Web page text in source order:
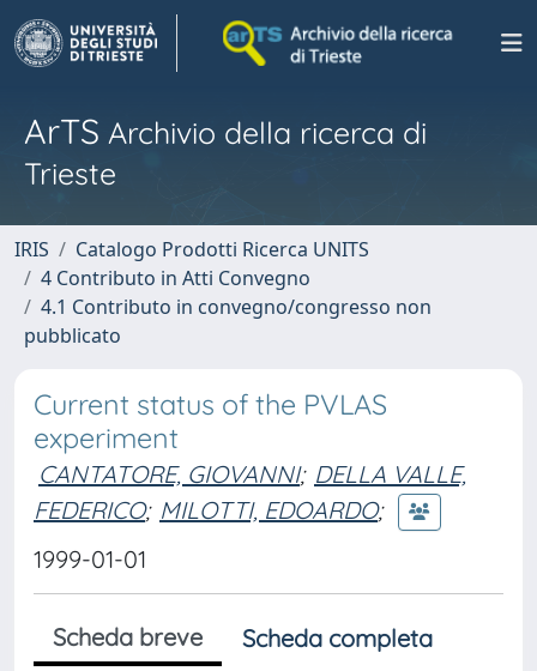
ArTS Archivio della ricerca di
Trieste
IRIS
Catalogo Prodotti Ricerca UNITS
4 Contributo in Atti Convegno
4.1 Contributo in convegno/congresso non
pubblicato
Current status of the PVLAS
experiment
CANTATORE, GIOVANNI; DELLA VALLE,
FEDERICO; MILOTTI, EDOARDO;
1999-01-01
Scheda breve Scheda completa